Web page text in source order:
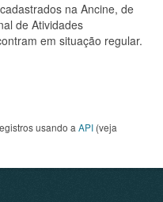
na Ancine, de
de Atividades
em situação regular.
usando a API (veja